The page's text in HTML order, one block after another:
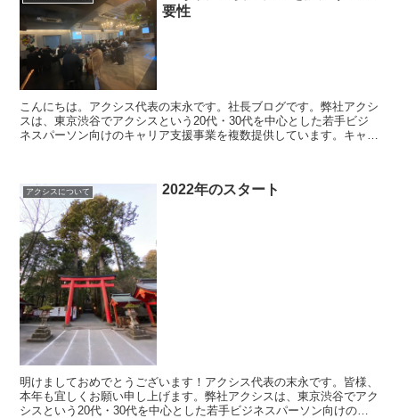
要性
こんにちは。アクシス代表の末永です。社長ブログです。弊社アクシ
スは、東京渋谷でアクシスという20代・30代を中心とした若手ビジ
ネスパーソン向けのキャリア支援事業を複数提供しています。キャリ
アクシスについて 2022年のスタート
明けましておめでとうございます！アクシス代表の末永です。皆様、
本年も宜しくお願い申し上げます。弊社アクシスは、東京渋谷でアク
シスという20代・30代を中心とした若手ビジネスパーソン向けのキ